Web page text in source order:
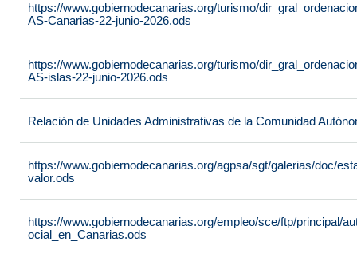
https://www.gobiernodecanarias.org/turismo/
AS-Canarias-22-junio-2026.ods
https://www.gobiernodecanarias.org/turismo/
AS-islas-22-junio-2026.ods
Relación de Unidades Administrativas de la Comunidad
https://www.gobiernodecanarias.org/agpsa/sgt/galerias/doc/
valor.ods
https://www.gobiernodecanarias.org/empleo/sce/ftp/principal/
ocial_en_Canarias.ods